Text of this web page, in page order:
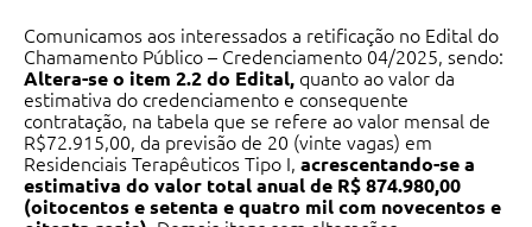
Negócios
Comunicamos aos interessados a retificação no Edital do
Chamamento Público – Credenciamento 04/2025, sendo:
Altera-se o item 2.2 do Edital, quanto ao valor da
estimativa do credenciamento e consequente
contratação, na tabela que se refere ao valor mensal de
R$72.915,00, da previsão de 20 (vinte vagas) em
Residenciais Terapêuticos Tipo I, acrescentando-se a
estimativa do valor total anual de R$ 874.980,00
(oitocentos e setenta e quatro mil com novecentos e